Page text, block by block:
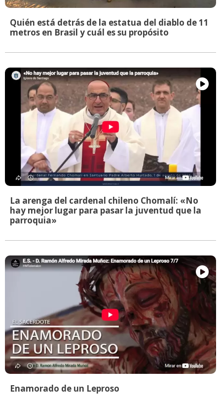
Quién está detrás de la estatua del diablo de 11
metros en Brasil y cuál es su propósito
La arenga del cardenal chileno Chomalí: «No
hay mejor lugar para pasar la juventud que la
parroquia»
Enamorado de un Leproso